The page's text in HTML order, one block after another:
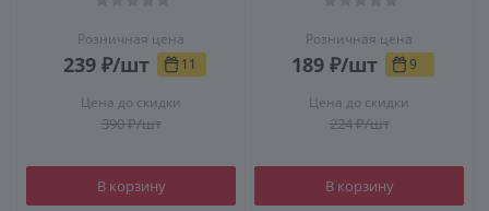
Розничная цена
239 ₽/шт 11
Цена до скидки
390₽/шт
В корзину
Розничная цена
189 ₽/шт 9
Цена до скидки
224₽/шт
В корзину